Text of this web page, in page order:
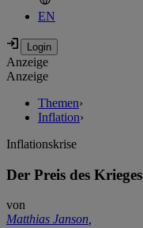
EN
Anzeige
Anzeige
Themen›
Inflation›
Inflationskrise
Der Preis des Krieges
von
Matthias Janson,